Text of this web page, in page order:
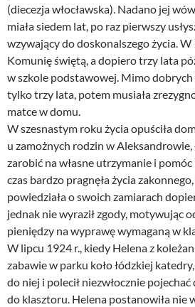
(diecezja włocławska). Nadano jej
miała siedem lat, po raz pierwszy
wzywający do doskonalszego życia. W
Komunię świętą, a dopiero trzy lata
w szkole podstawowej. Mimo dobrych
tylko trzy lata, potem musiała
matce w domu.
W szesnastym roku życia opuściła
u zamożnych rodzin w
zarobić na własne utrzymanie i pomóc
czas bardzo pragnęła życia
powiedziała o swoich zamiarach
jednak nie wyraził zgody, motywując
pieniędzy na wyprawę wymaganą w
W lipcu 1924 r., kiedy Helena z
zabawie w parku koło łódzkiej
do niej i polecił niezwłocznie
do klasztoru. Helena postanowiła nie